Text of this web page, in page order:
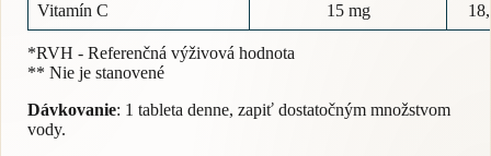
Vitamín C 15 mg
*RVH - Referenčná výživová hodnota
** Nie je stanovené
Dávkovanie: 1 tableta denne, zapiť dostatočným množstvom
vody.